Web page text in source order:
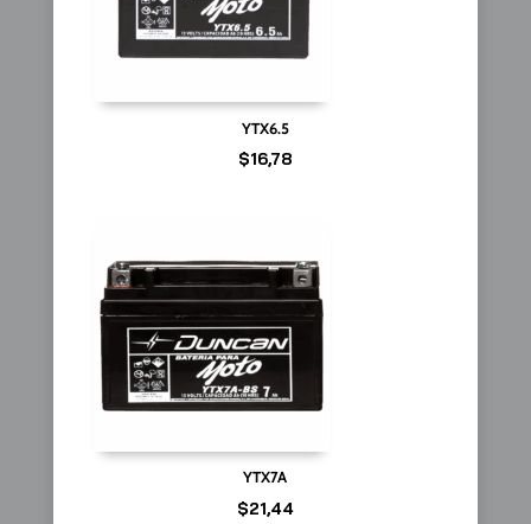
YTX6.5
$16,78
YTX7A
$21,44